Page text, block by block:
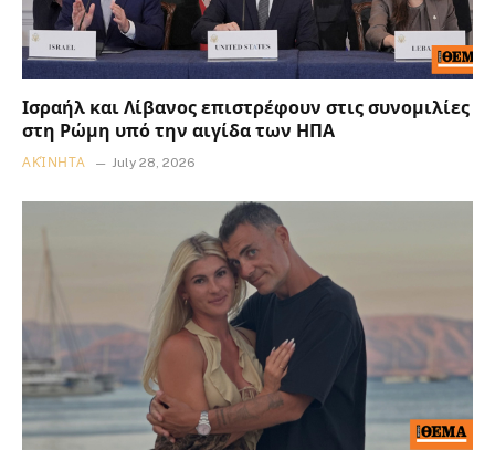
Ισραήλ και Λίβανος επιστρέφουν στις συνομιλίες
στη Ρώμη υπό την αιγίδα των ΗΠΑ
ΑΚΊΝΗΤΑ July 28, 2026